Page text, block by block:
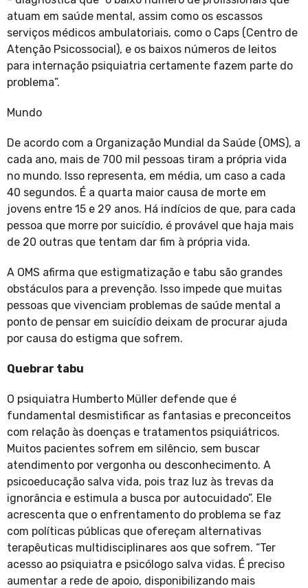
atuam em saúde mental, assim como os escassos
serviços médicos ambulatoriais, como o Caps (Centro de
Atenção Psicossocial), e os baixos números de leitos
para internação psiquiatria certamente fazem parte do
problema”.
Mundo
De acordo com a Organização Mundial da Saúde (OMS), a
cada ano, mais de 700 mil pessoas tiram a própria vida
no mundo. Isso representa, em média, um caso a cada
40 segundos. É a quarta maior causa de morte em
jovens entre 15 e 29 anos. Há indícios de que, para cada
pessoa que morre por suicídio, é provável que haja mais
de 20 outras que tentam dar fim à própria vida.
A OMS afirma que estigmatização e tabu são grandes
obstáculos para a prevenção. Isso impede que muitas
pessoas que vivenciam problemas de saúde mental a
ponto de pensar em suicídio deixam de procurar ajuda
por causa do estigma que sofrem.
Quebrar tabu
O psiquiatra Humberto Müller defende que é
fundamental desmistificar as fantasias e preconceitos
com relação às doenças e tratamentos psiquiátricos.
Muitos pacientes sofrem em silêncio, sem buscar
atendimento por vergonha ou desconhecimento. A
psicoeducação salva vida, pois traz luz às trevas da
ignorância e estimula a busca por autocuidado”. Ele
acrescenta que o enfrentamento do problema se faz
com políticas públicas que ofereçam alternativas
terapêuticas multidisciplinares aos que sofrem. “Ter
acesso ao psiquiatra e psicólogo salva vidas. É preciso
aumentar a rede de apoio, disponibilizando mais